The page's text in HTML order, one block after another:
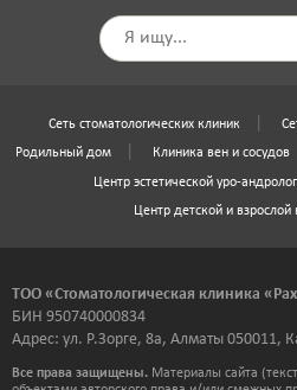
Сеть стоматологических клиник
Родильный дом Клиника вен и сосудов
Центр эстетической уро-
Центр детской и взрослой
ТОО «Стоматологическая клиника
БИН 950740000834
Адрес: ул. Р.Зорге, 8а, Алматы 050011,
Все права защищены. Материалы сайта